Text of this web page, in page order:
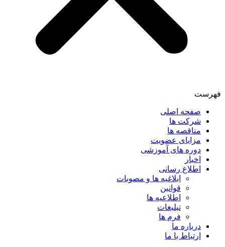
فهرست
صفحه اصلی
شرکت ها
مناقصه ها
مزایای عضویت
دوره های آموزشی
اخبار
اطلاع رسانی
ابلاغیه ها و مصوبات
قوانین
اطلاعیه ها
تبلیغات
فرم ها
درباره ما
ارتباط با ما